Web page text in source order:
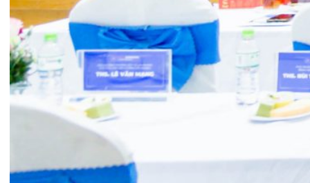
TRẢI NGHIỆM Y TẾ CHUẨN QUỐC
TẾ CHẠM ĐẾN TRÁI TI...
28/07/2026
BỆNH VIỆN ĐA KHOA QUỐC TẾ
HẢI PHÒNG THÔNG BÁO T...
27/07/2026